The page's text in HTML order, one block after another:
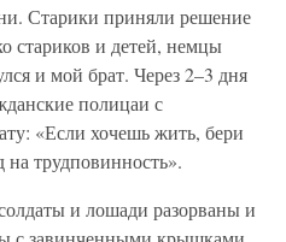
Старики приняли решение
стариков и детей, немцы
и мой брат. Через 2–3 дня
полицаи с
«Если хочешь жить, бери
трудповинность».
и лошади разорваны и